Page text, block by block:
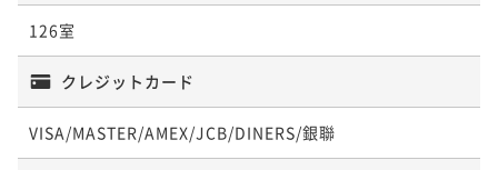
126室
クレジットカード
VISA/MASTER/AMEX/JCB/DINERS/銀聯